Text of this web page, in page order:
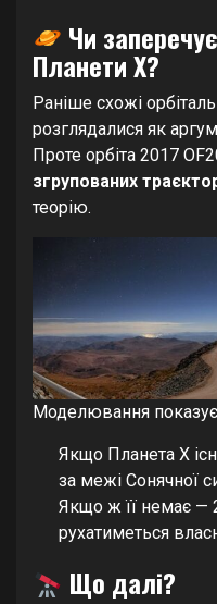
Чи
Планети X?
Раніше схожі
розглядалися як
Проте орбіта 2017
згрупованих
теорію.
Моделювання
Якщо Планета X
за межі Сонячної
Якщо ж її немає —
рухатиметься
Що далі?